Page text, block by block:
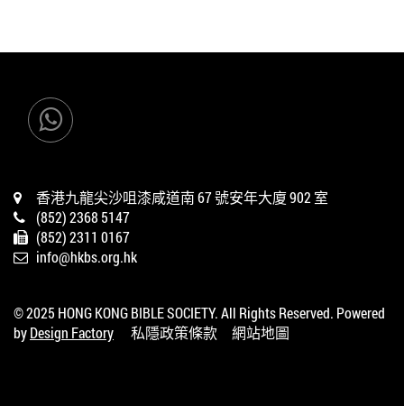
香港九龍尖沙咀漆咸道南 67 號安年大廈 902 室
(852) 2368 5147
(852) 2311 0167
info@hkbs.org.hk
© 2025 HONG KONG BIBLE SOCIETY. All Rights Reserved. Powered
byDesign Factory 私隱政策條款 網站地圖